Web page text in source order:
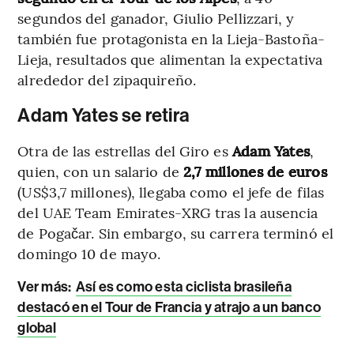
segundos del ganador, Giulio Pellizzari, y
también fue protagonista en la Lieja-Bastoña-
Lieja, resultados que alimentan la expectativa
alrededor del zipaquireño.
Adam Yates se retira
Otra de las estrellas del Giro esAdam Yates,
quien, con un salario de 2,7 millones de euros
(US$3,7 millones), llegaba como el jefe de filas
del UAE Team Emirates-XRG tras la ausencia
de Pogačar. Sin embargo, su carrera terminó el
domingo 10 de mayo.
Ver más: Así es como esta ciclista brasileña
destacó en el Tour de Francia y atrajo a un banco
global